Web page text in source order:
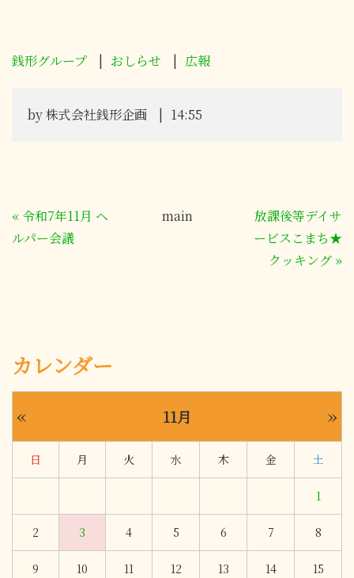
カレンダー
« 11月 »
日 月 火 水 木 金 土
1
2 3 4 5 6 7 8
9 10 11 12 13 14 15
銭形グループ おしらせ 広報
by株式会社銭形企画 14:55
«令和7年11月 ヘ
ルパー会議
main
放課後等デイサ
ービスこまち★
クッキング »